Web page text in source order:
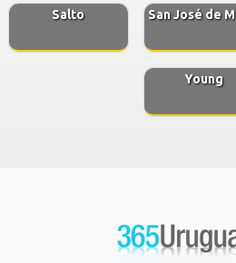
Salto San José de
Young